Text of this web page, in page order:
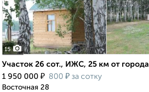
15
Участок 26 сот., ИЖС, 25 км от города
1 950 000 ₽ 800 ₽ за сотку
Восточная 28